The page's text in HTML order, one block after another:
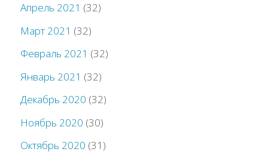
Апрель 2021 (32)
Март 2021 (32)
Февраль 2021 (32)
Январь 2021 (32)
Декабрь 2020 (32)
Ноябрь 2020 (30)
Октябрь 2020 (31)